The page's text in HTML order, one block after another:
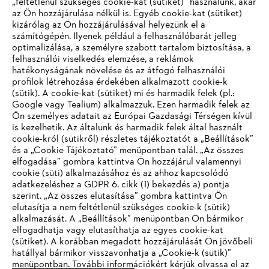
Vállalat
STIHL GYIK
Szerviz
Adatvédelem Impresszum Cookie tájékoztató
IHR BROWSER WIRD NICHT
UNTERSTÜTZT
Sie nutzen einen Browser, den wir noch nicht unterstützen. Für
eine optimale Nutzung unserer Seite empfehlen wir Ihnen, zu
einem der folgenden Browser zu wechseln:
az Ön hozzájárulása nélkül is. Egyéb cookie-kat (sütiket)
kizárólag az Ön hozzájárulásával helyezünk el a
számítógépén. Ilyenek például a felhasználóbarát jelleg
optimalizálása, a személyre szabott tartalom biztosítása, a
felhasználói viselkedés elemzése, a reklámok
hatékonyságának növelése és az átfogó felhasználói
profilok létrehozása érdekében alkalmazott cookie-k
(sütik). A cookie-kat (sütiket) mi és harmadik felek (pl.:
Google vagy Tealium) alkalmazzuk. Ezen harmadik felek az
Ön személyes adatait az Európai Gazdasági Térségen kívül
is kezelhetik. Az általunk és harmadik felek által használt
cookie-król (sütikről) részletes tájékoztatót a „Beállítások”
és a „Cookie Tájékoztató” menüpontban talál. „Az összes
elfogadása” gombra kattintva Ön hozzájárul valamennyi
cookie (süti) alkalmazásához és az ahhoz kapcsolódó
adatkezeléshez a GDPR 6. cikk (1) bekezdés a) pontja
szerint. „Az összes elutasítása” gombra kattintva Ön
elutasítja a nem feltétlenül szükséges cookie-k (sütik)
alkalmazását. A „Beállítások” menüpontban Ön bármikor
elfogadhatja vagy elutasíthatja az egyes cookie-kat
(sütiket). A korábban megadott hozzájárulását Ön jövőbeli
hatállyal bármikor visszavonhatja a „Cookie-k (sütik)”
menüpontban. További információkért kérjük olvassa el az